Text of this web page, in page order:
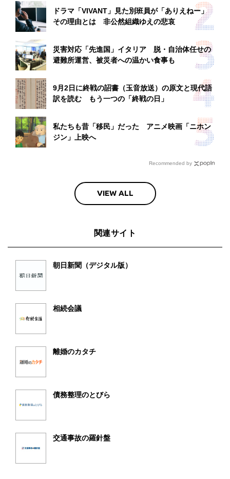
ドラマ「VIVANT」見た別班員が「ありえねー」
その理由とは 非公然組織ゆえの悲哀
災害対応「先進国」イタリア 脱・自治体任せの
避難所運営、被災者への温かい食事も
9月2日に終戦の詔書（玉音放送）の原文と現代語
訳を読む もう一つの「終戦の日」
私たちも昔「移民」だった アニメ映画「ニホン
ジン」上映へ
Recommended by
VIEW ALL
関連サイト
朝日新聞（デジタル版）
相続会議
離婚のカタチ
債務整理のとびら
交通事故の羅針盤